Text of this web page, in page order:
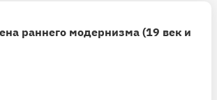
раннего модернизма (19 век и